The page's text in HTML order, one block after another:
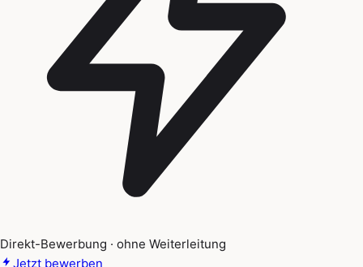
Direkt-Bewerbung · ohne Weiterleitung
Jetzt bewerben